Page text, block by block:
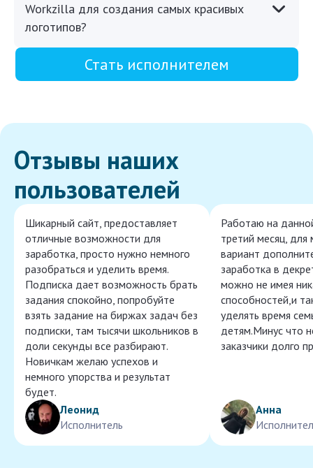
Workzilla для создания самых красивых
логотипов?
Стать исполнителем
Отзывы наших
пользователей
Шикарный сайт, предоставляет
отличные возможности для
заработка, просто нужно немного
разобраться и уделить время.
Подписка дает возможность брать
задания спокойно, попробуйте
взять задание на биржах задач без
подписки, там тысячи школьников в
доли секунды все разбирают.
Новичкам желаю успехов и
немного упорства и результат
будет.
Леонид
Исполнитель
Работаю на
третий месяц, для
вариант
заработка в
можно не имея
способностей,и
уделять время
детям.Минус что
заказчики долго
Анна